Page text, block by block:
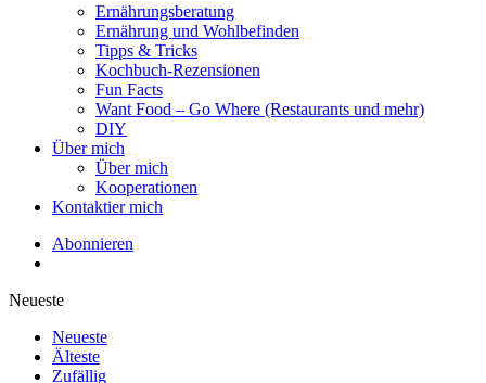
Ernährungsberatung
Ernährung und Wohlbefinden
Tipps & Tricks
Kochbuch-Rezensionen
Fun Facts
Want Food – Go Where (Restaurants und mehr)
DIY
Über mich
Über mich
Kooperationen
Kontaktier mich
Abonnieren
Neueste
Neueste
Älteste
Zufällig